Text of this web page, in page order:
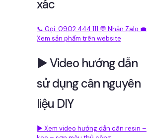
xác
📞 Gọi: 0902 444 111 💬 Nhắn Zalo 💼
Xem sản phẩm trên website
▶️ Video hướng dẫn
sử dụng cân nguyên
liệu DIY
▶️ Xem video hướng dẫn cân resin –